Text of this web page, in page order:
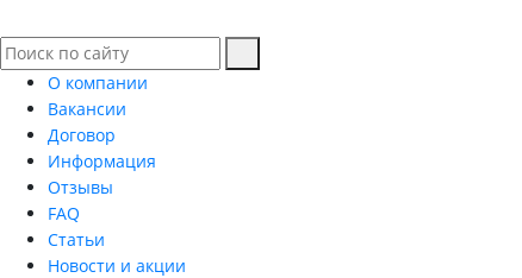
О компании
Вакансии
Договор
Информация
Отзывы
FAQ
Статьи
Новости и акции